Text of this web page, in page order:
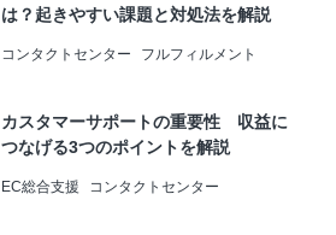
は？起きやすい課題と対処法を解説
コンタクトセンター フルフィルメント
カスタマーサポートの重要性 収益に
つなげる3つのポイントを解説
EC総合支援 コンタクトセンター